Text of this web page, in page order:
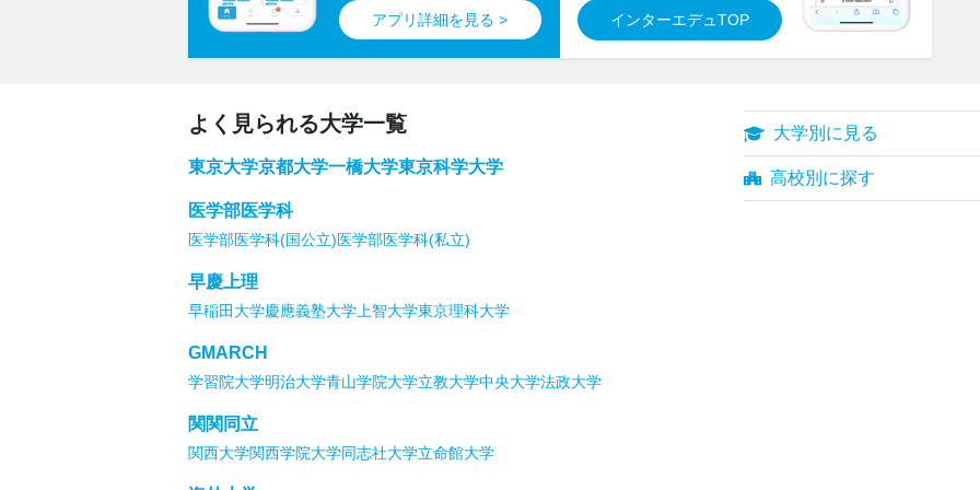
アプリ詳細を見る > インターエデュTOP
よく見られる大学一覧
東京大学京都大学一橋大学東京科学大学
医学部医学科
医学部医学科(国公立)医学部医学科(私立)
早慶上理
早稲田大学慶應義塾大学 上智大学東京理科大学
GMARCH
学習院大学明治大学青山学院大学立教大学中央大学法政大学
関関同立
関西大学関西学院大学同志社大学立命館大学
大学別に見る
高校別に探す